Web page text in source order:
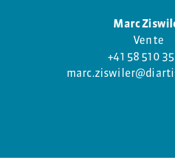
Marc
Vente
+41 58 510